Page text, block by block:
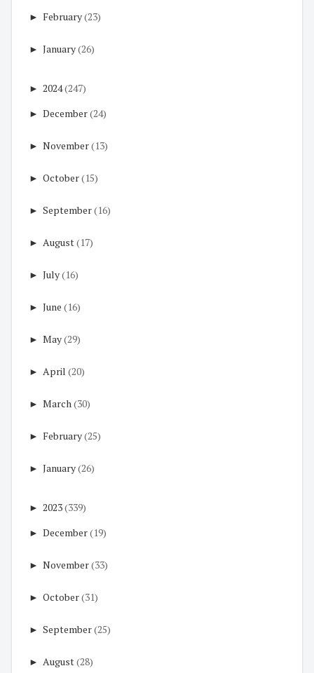
► February(23)
► January(26)
► 2024(247)
► December(24)
► November(13)
► October(15)
► September(16)
► August(17)
► July(16)
► June (16)
► May(29)
► April (20)
► March (30)
► February(25)
► January(26)
► 2023(339)
► December(19)
► November(33)
► October(31)
► September(25)
► August(28)